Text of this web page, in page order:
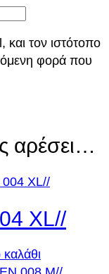
τον ιστότοπο
φορά που
αρέσει…
XL//